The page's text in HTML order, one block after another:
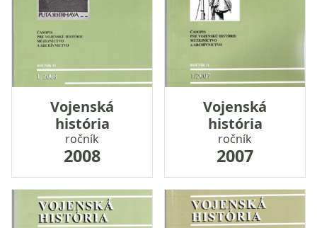
Vojenská
história
ročník
2008
Vojenská
história
ročník
2007